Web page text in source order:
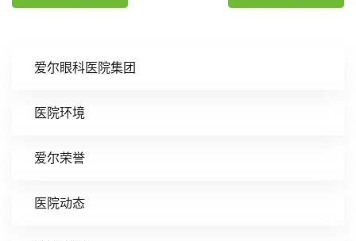
爱尔眼科医院集团
医院环境
爱尔荣誉
医院动态